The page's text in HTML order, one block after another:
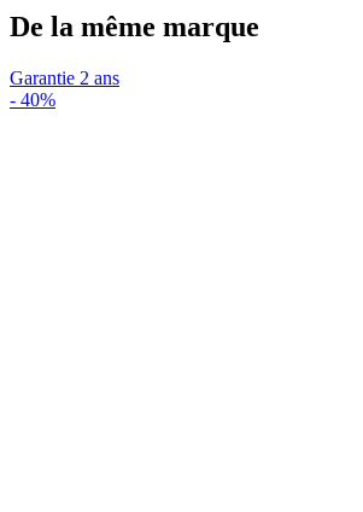
De la même marque
Garantie 2 ans
- 40%